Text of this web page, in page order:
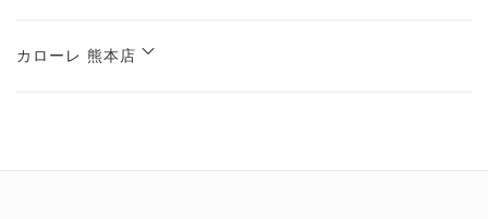
カローレ 熊本店